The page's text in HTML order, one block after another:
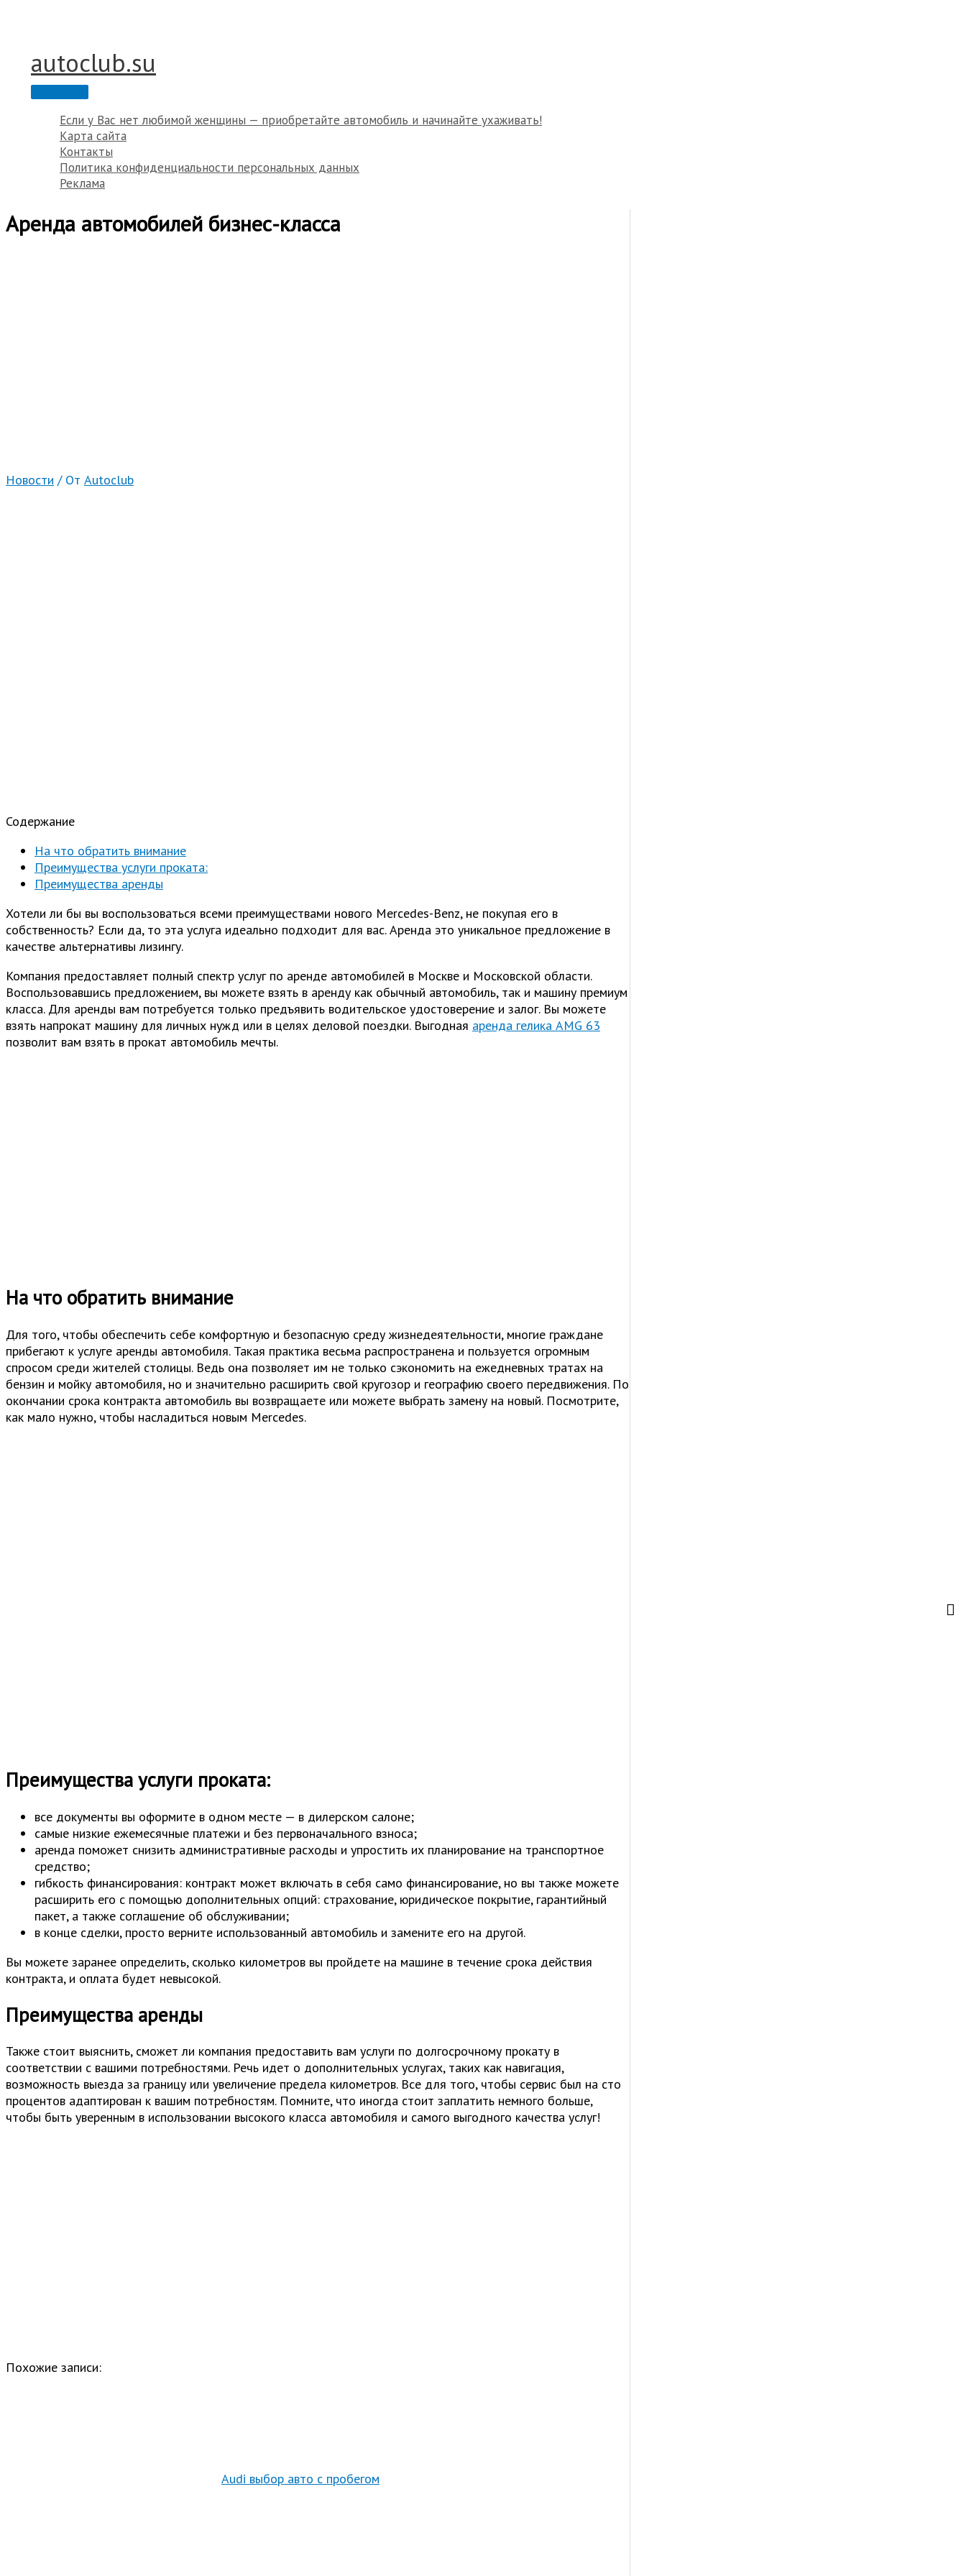
autoclub.su
Главное
Если у Вас нет любимой женщины — приобретайте автомобиль и начинайте ухаживать!
Карта сайта
Контакты
Политика конфиденциальности персональных данных
Реклама
Аренда автомобилей бизнес-класса
Новости / От Autoclub
Содержание
На что обратить внимание
Преимущества услуги проката:
Преимущества аренды
Хотели ли бы вы воспользоваться всеми преимуществами нового Mercedes-Benz, не покупая его в
собственность? Если да, то эта услуга идеально подходит для вас. Аренда это уникальное предложение в
качестве альтернативы лизингу.
Компания предоставляет полный спектр услуг по аренде автомобилей в Москве и Московской области.
Воспользовавшись предложением, вы можете взять в аренду как обычный автомобиль, так и машину премиум
класса. Для аренды вам потребуется только предъявить водительское удостоверение и залог. Вы можете
взять напрокат машину для личных нужд или в целях деловой поездки. Выгодная аренда гелика AMG 63
позволит вам взять в прокат автомобиль мечты.
На что обратить внимание
Для того, чтобы обеспечить себе комфортную и безопасную среду жизнедеятельности, многие граждане
прибегают к услуге аренды автомобиля. Такая практика весьма распространена и пользуется огромным
спросом среди жителей столицы. Ведь она позволяет им не только сэкономить на ежедневных тратах на
бензин и мойку автомобиля, но и значительно расширить свой кругозор и географию своего передвижения. По
окончании срока контракта автомобиль вы возвращаете или можете выбрать замену на новый. Посмотрите,
как мало нужно, чтобы насладиться новым Mercedes.
Преимущества услуги проката:
все документы вы оформите в одном месте — в дилерском салоне;
самые низкие ежемесячные платежи и без первоначального взноса;
аренда поможет снизить административные расходы и упростить их планирование на транспортное
средство;
гибкость финансирования: контракт может включать в себя само финансирование, но вы также можете
расширить его с помощью дополнительных опций: страхование, юридическое покрытие, гарантийный
пакет, а также соглашение об обслуживании;
в конце сделки, просто верните использованный автомобиль и замените его на другой.
Вы можете заранее определить, сколько километров вы пройдете на машине в течение срока действия
контракта, и оплата будет невысокой.
Преимущества аренды
Также стоит выяснить, сможет ли компания предоставить вам услуги по долгосрочному прокату в
соответствии с вашими потребностями. Речь идет о дополнительных услугах, таких как навигация,
возможность выезда за границу или увеличение предела километров. Все для того, чтобы сервис был на сто
процентов адаптирован к вашим потребностям. Помните, что иногда стоит заплатить немного больше,
чтобы быть уверенным в использовании высокого класса автомобиля и самого выгодного качества услуг!
Похожие записи:
Audi выбор авто с пробегом